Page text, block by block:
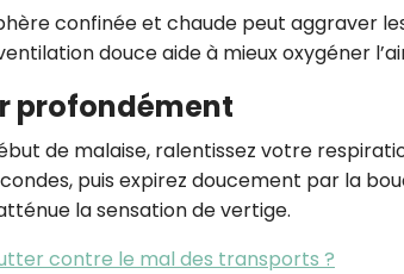
confinée et chaude peut aggraver
douce aide à mieux oxygéner
profondément
de malaise, ralentissez votre
puis expirez doucement par la
la sensation de vertige.
contre le mal des transports ?